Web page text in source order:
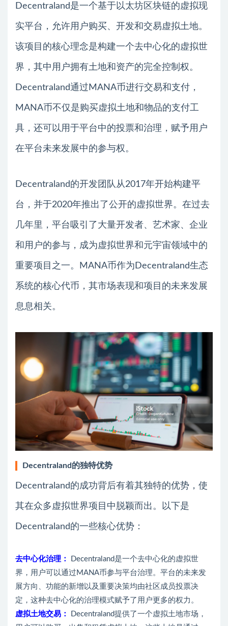
Decentraland是一个基于以太坊区块链的虚拟现
实平台，允许用户购买、开发和交易虚拟土地。
该项目的核心理念是构建一个去中心化的虚拟世
界，其中用户拥有土地和资产的完全控制权。
Decentraland通过MANA币进行交易和支付，
MANA币不仅是购买虚拟土地和物品的支付工
具，还可以用于平台中的投票和治理，赋予用户
在平台未来发展中的参与权。
Decentraland的开发团队从2017年开始构建平
台，并于2020年推出了公开的虚拟世界。在过去
几年里，平台吸引了大量开发者、艺术家、企业
和用户的参与，成为虚拟世界和元宇宙领域中的
重要项目之一。MANA币作为Decentraland生态
系统的核心代币，其市场表现和项目的未来发展
息息相关。
Decentraland的独特优势
Decentraland的成功背后有着其独特的优势，使
其在众多虚拟世界项目中脱颖而出。以下是
Decentraland的一些核心优势：
去中心化治理：
Decentraland是一个去中心化的虚拟世
界，用户可以通过MANA币参与平台治理。平台的未来发
展方向、功能的新增以及重要决策均由社区成员投票决
定，这种去中心化的治理模式赋予了用户更多的权力。
虚拟土地交易：
Decentraland提供了一个虚拟土地市场，